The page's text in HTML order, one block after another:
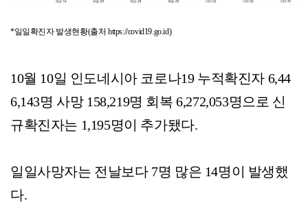
*일일확진자 발생현황(출처 https://covid19.go.id)
10월 10일 인도네시아 코로나19 누적확진자 6,44
6,143명 사망 158,219명 회복 6,272,053명으로 신
규확진자는 1,195명이 추가됐다.
일일사망자는 전날보다 7명 많은 14명이 발생했
다.